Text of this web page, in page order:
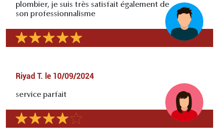
plombier, je suis très satisfait également de
son professionnalisme
Riyad T. le 10/09/2024
service parfait